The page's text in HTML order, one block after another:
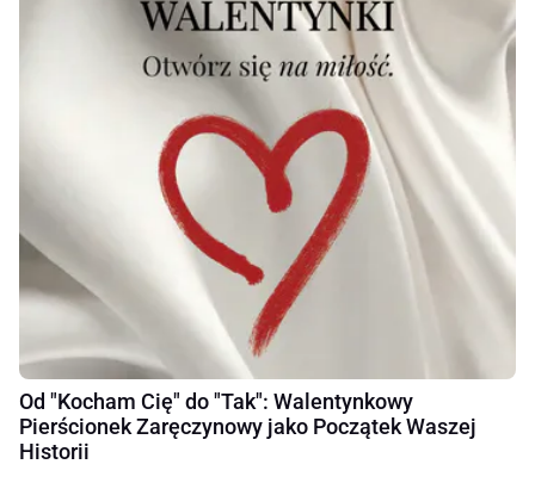
Od "Kocham Cię" do "Tak": Walentynkowy
Pierścionek Zaręczynowy jako Początek Waszej
Historii